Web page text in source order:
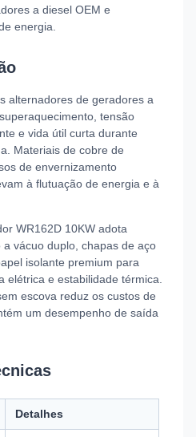
a diesel OEM e
energia.
alternadores de geradores a
tensão
e vida útil curta durante
Materiais de cobre de
de envernizamento
à flutuação de energia e à
WR162D 10KW adota
vácuo duplo, chapas de aço
isolante premium para
elétrica e estabilidade térmica.
escova reduz os custos de
um desempenho de saída
Detalhes